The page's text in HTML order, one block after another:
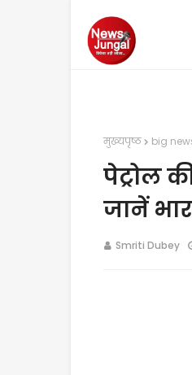
मुख्यपृष्ठ big
पेट्रोल
जानें
Smriti Dubey